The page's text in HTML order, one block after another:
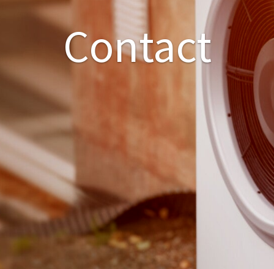
Contact